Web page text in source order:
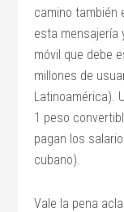
camino también
esta mensajería
móvil que debe
millones de
Latinoamérica).
1 peso
pagan los
cubano).
Vale la pena